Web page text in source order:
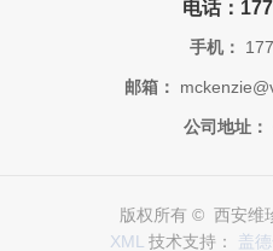
电话：
手机：
邮箱：
公司地址：
版权所有 © 西安维
XML 技术支持： 盖